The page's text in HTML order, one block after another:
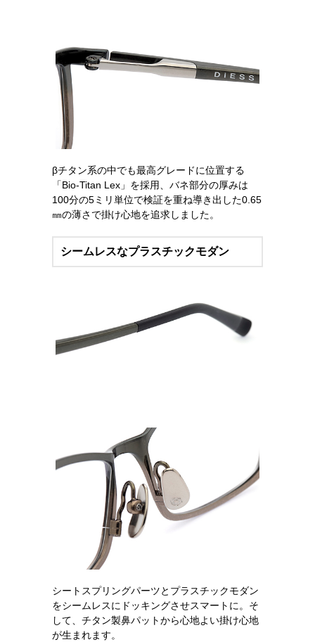
βチタン系の中でも最高グレードに位置する
「Bio-Titan Lex」を採用、バネ部分の厚みは
100分の5ミリ単位で検証を重ね導き出した0.65
㎜の薄さで掛け心地を追求しました。
シームレスなプラスチックモダン
シートスプリングパーツとプラスチックモダン
をシームレスにドッキングさせスマートに。そ
して、チタン製鼻パットから心地よい掛け心地
が生まれます。